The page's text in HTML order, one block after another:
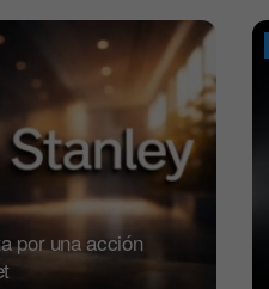
por una acción